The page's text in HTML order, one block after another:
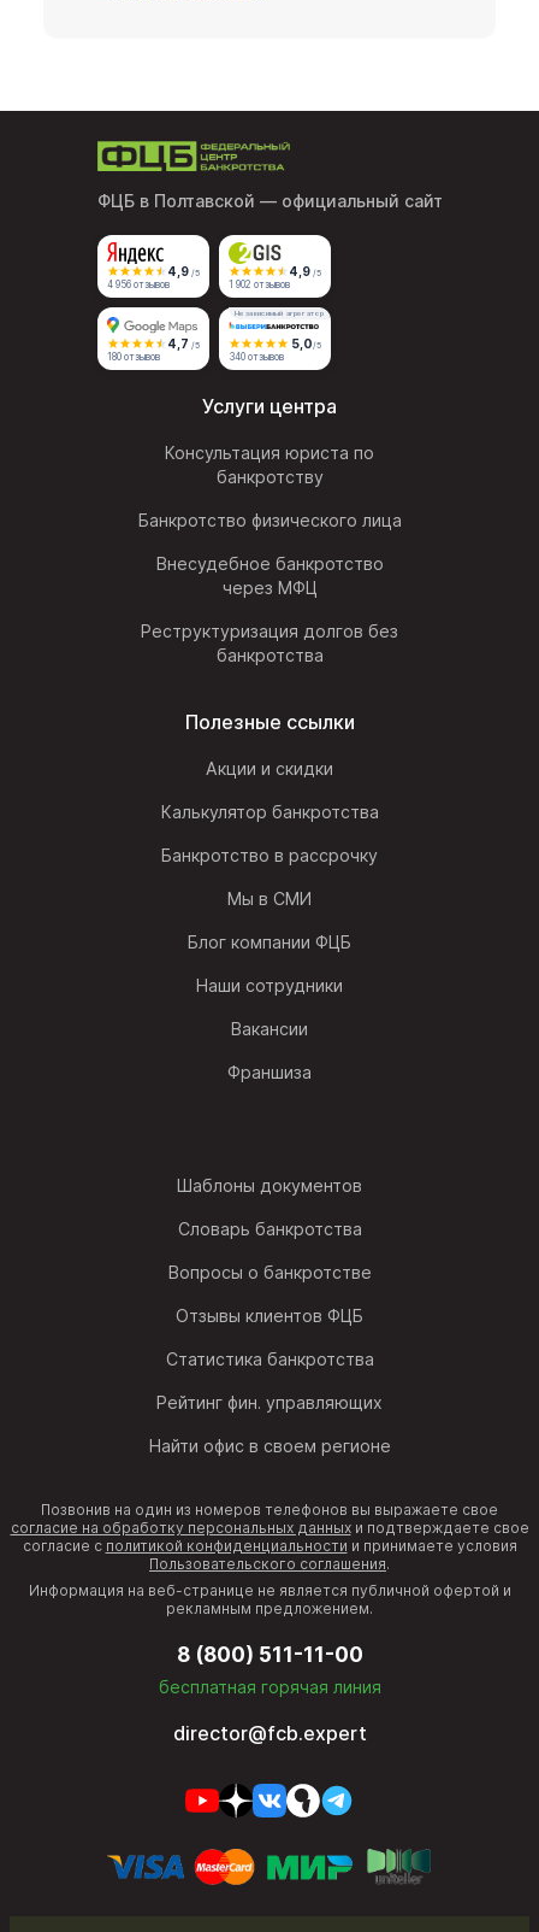
ФЦБ в Полтавской — официальный сайт
4,9 /5
4 956 отзывов
4,9 /5
1 902 отзывов
4,7 /5
180 отзывов
Независимый агрегатор
5,0/5
340 отзывов
Услуги центра
Консультация юриста по
банкротству
Банкротство физического лица
Внесудебное банкротство
через МФЦ
Реструктуризация долгов без
банкротства
Полезные ссылки
Акции и скидки
Калькулятор банкротства
Банкротство в рассрочку
Мы в СМИ
Блог компании ФЦБ
Наши сотрудники
Вакансии
Франшиза
Шаблоны документов
Словарь банкротства
Вопросы о банкротстве
Отзывы клиентов ФЦБ
Статистика банкротства
Рейтинг фин. управляющих
Найти офис в своем регионе
Позвонив на один из номеров телефонов вы выражаете свое
согласие на обработку персональных данныхи подтверждаете свое
согласие с политикой конфиденциальности и принимаете условия
Пользовательского соглашения.
Информация на веб-странице не является публичной офертой и
рекламным предложением.
8 (800) 511-11-00
бесплатная горячая линия
director@fcb.expert